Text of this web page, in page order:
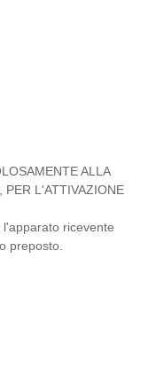
ALLA
PER L'ATTIVAZIONE
ricevente
preposto.